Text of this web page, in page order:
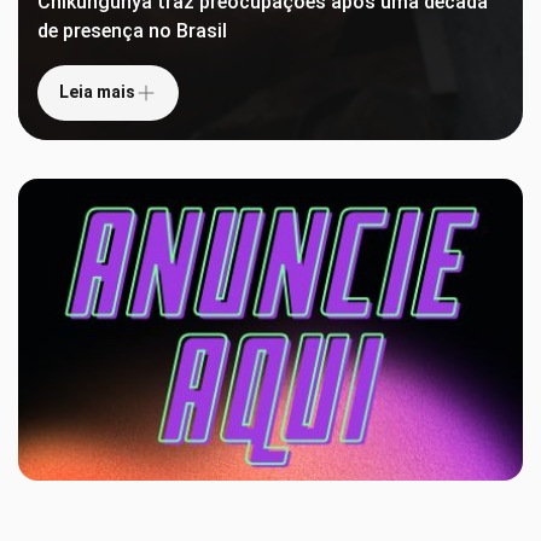
de presença no Brasil
Leia mais